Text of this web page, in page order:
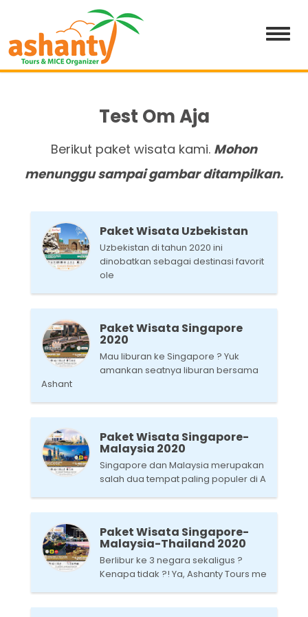
Test Om Aja
Berikut paket wisata kami. Mohon
menunggu sampai gambar ditampilkan.
Paket Wisata Uzbekistan
Uzbekistan di tahun 2020 ini
dinobatkan sebagai destinasi favorit
ole
Paket Wisata Singapore
2020
Mau liburan ke Singapore ? Yuk
amankan seatnya liburan bersama
Ashant
Paket Wisata Singapore-
Malaysia 2020
Singapore dan Malaysia merupakan
salah dua tempat paling populer di A
Paket Wisata Singapore-
Malaysia-Thailand 2020
Berlibur ke 3 negara sekaligus ?
Kenapa tidak ?! Ya, Ashanty Tours me